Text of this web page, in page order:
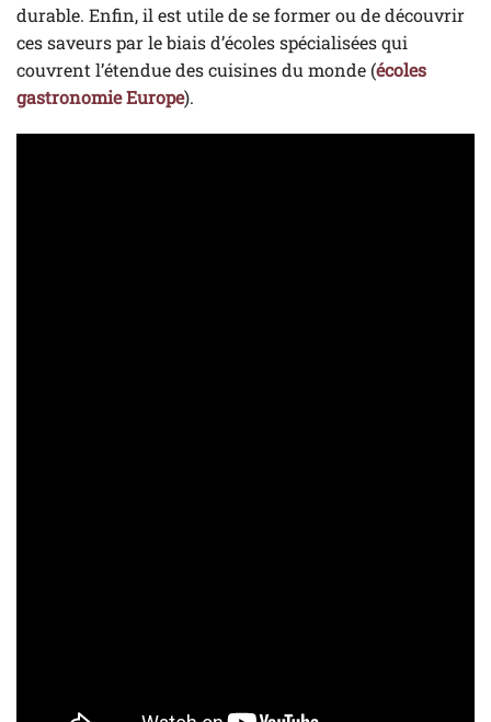
durable. Enfin, il est utile de se former ou de découvrir
ces saveurs par le biais d’écoles spécialisées qui
couvrent l’étendue des cuisines du monde (écoles
gastronomie Europe).